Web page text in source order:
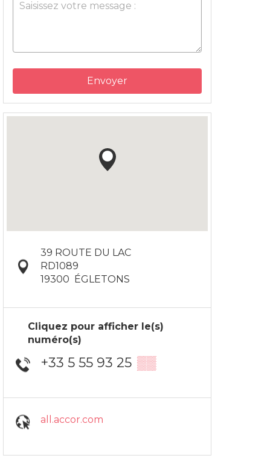
Envoyer
39 ROUTE DU LAC
RD1089
19300 ÉGLETONS
Cliquez pour afficher le(s)
numéro(s)
+33 5 55 93 25 ▒▒
all.accor.com